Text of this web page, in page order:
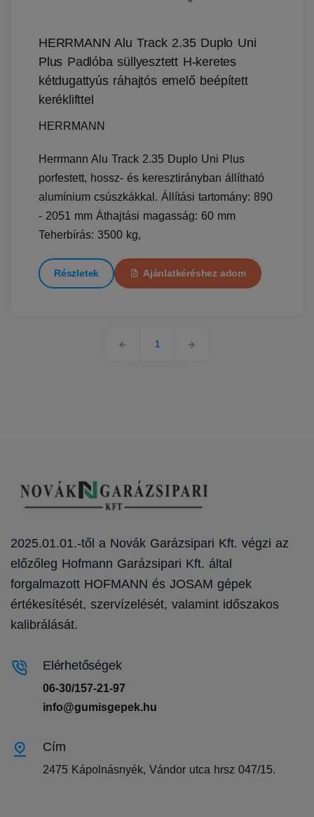
HERRMANN Alu Track 2.35 Duplo Uni
Plus Padlóba süllyesztett H-keretes
kétdugattyús ráhajtós emelő beépített
keréklifttel
HERRMANN
Herrmann Alu Track 2.35 Duplo Uni Plus
porfestett, hossz- és keresztirányban állítható
alumínium csúszkákkal. Állítási tartomány: 890
- 2051 mm Áthajtási magasság: 60 mm
Teherbírás: 3500 kg,
Részletek Ajánlatkéréshez adom
1
2025.01.01.-től a Novák Garázsipari Kft. végzi az
előzőleg Hofmann Garázsipari Kft. által
forgalmazott HOFMANN és JOSAM gépek
értékesítését, szervízelését, valamint időszakos
kalibrálását.
Elérhetőségek
06-30/157-21-97
info@gumisgepek.hu
Cím
2475 Kápolnásnyék, Vándor utca hrsz 047/15.